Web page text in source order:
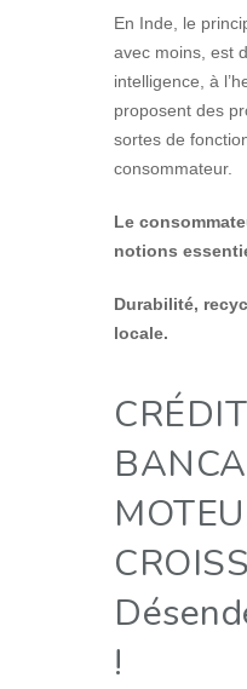
En Inde, le
avec moins, est
intelligence, à
proposent des
sortes de
consommateur.
Le
notions
Durabilité,
locale.
CRÉDIT
!